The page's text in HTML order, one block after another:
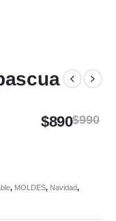
$990
$890
, MOLDES, Navidad,